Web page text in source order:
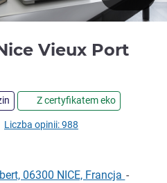
Vieux Port3
Z certyfikatem eko
Liczba opinii: 988
06300 NICE, Francja -